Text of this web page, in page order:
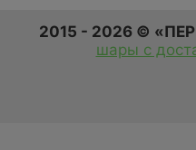
2015 - 2026 ©
шары с